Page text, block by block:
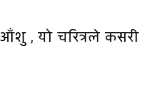
, यो चरित्रले कसरी